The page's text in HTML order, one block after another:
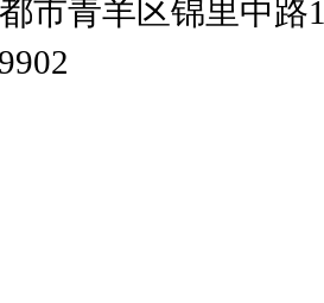
市青羊区锦里中